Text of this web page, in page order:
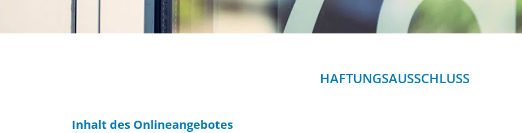
HAFTUNGSAUSSCHLUSS
Inhalt des Onlineangebotes